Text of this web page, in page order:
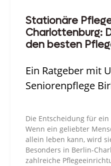
Stationäre
Charlottenburg:
den besten
Ein Ratgeber mit
Seniorenpflege
Die Entscheidung für
Wenn ein geliebter
allein leben kann, wird
Besonders in Berlin-
zahlreiche